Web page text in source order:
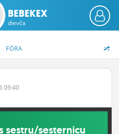
BEBEKEX
dievča
FÓRA
09:40
sestru/sesternicu